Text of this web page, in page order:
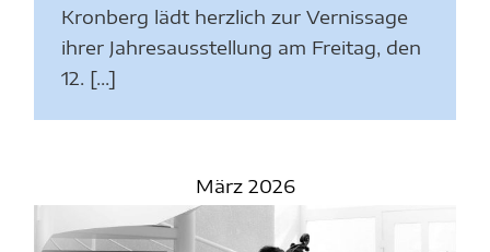
Kronberg lädt herzlich zur Vernissage
ihrer Jahresausstellung am Freitag, den
12. [...]
März 2026